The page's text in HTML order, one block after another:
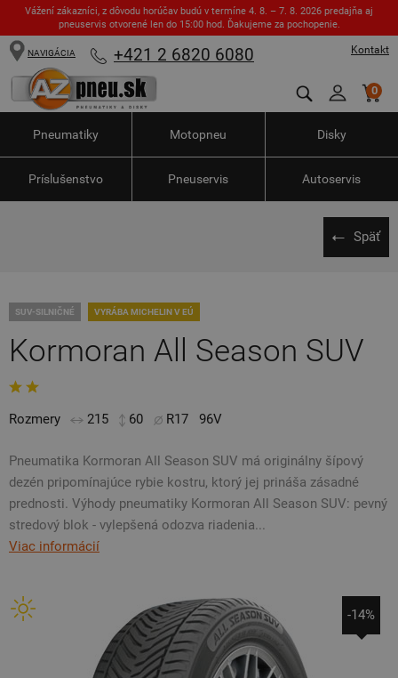
Vážení zákazníci, z dôvodu horúčav budú v termíne 4. 8. – 7. 8. 2026 predajňa aj
pneuservis otvorené len do 15:00 hod. Ďakujeme za pochopenie.
Kontakt
NAVIGÁCIA +421 2 6820 6080
0
Pneumatiky Motopneu Disky
Príslušenstvo Pneuservis Autoservis
Späť
SUV-SILNIČNÉ VYRÁBA MICHELIN V EÚ
Kormoran All Season SUV
Rozmery 215 60 R17 96V
Pneumatika Kormoran All Season SUV má originálny šípový
dezén pripomínajúce rybie kostru, ktorý jej prináša zásadné
prednosti. Výhody pneumatiky Kormoran All Season SUV: pevný
stredový blok - vylepšená odozva riadenia...
Viac informácií
-14%